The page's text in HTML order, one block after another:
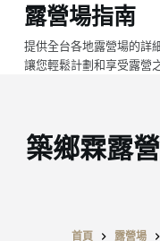
跳
至
主
容
露營場指南
提供全台各地露營場的詳
讓您輕鬆計劃和享受露營
築鄉霖露
首頁 露營場